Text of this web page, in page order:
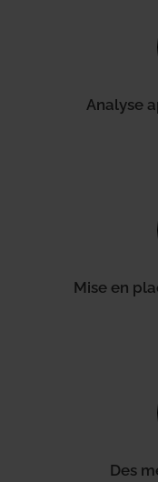
Analyse
Mise en
Des